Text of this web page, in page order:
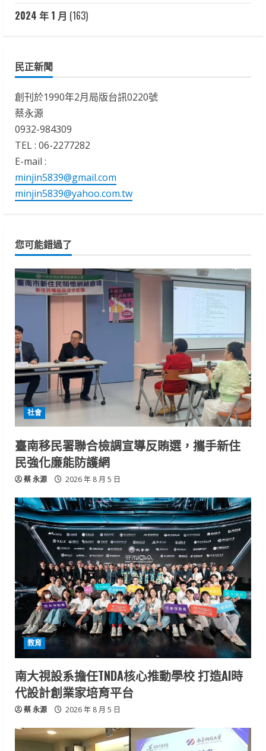
2024 年 1 月 (163)
民正新聞
創刊於1990年2月局版台訊0220號
蔡永源
0932-984309
TEL : 06-2277282
E-mail :
minjin5839@gmail.com
minjin5839@yahoo.com.tw
您可能錯過了
社會
臺南移民署聯合檢調宣導反賄選，攜手新住
民強化廉能防護網
蔡 永源 2026 年 8 月 5 日
教育
南大視設系擔任TNDA核心推動學校 打造AI時
代設計創業家培育平台
蔡 永源 2026 年 8 月 5 日